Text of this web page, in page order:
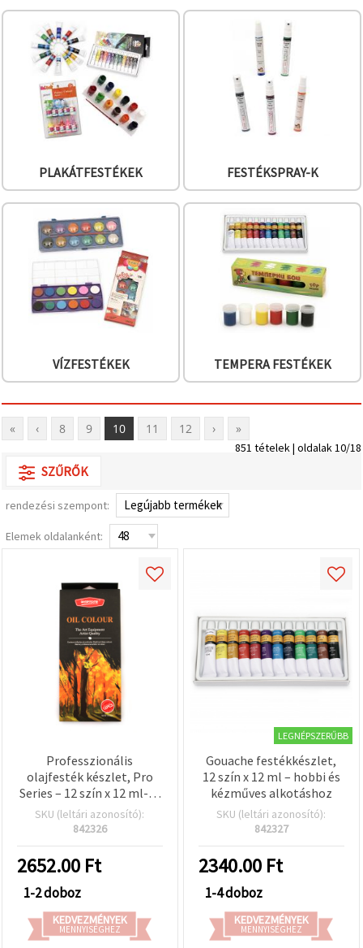
PLAKÁTFESTÉKEK FESTÉKSPRAY-K
VÍZFESTÉKEK TEMPERA FESTÉKEK
« ‹ 8 9 10 11 12 › »
851 tételek | oldalak 10/18
SZŰRŐK
rendezési szempont:
Elemek oldalanként:
Professzionális
olajfesték készlet, Pro
Series – 12 szín x 12 ml-es
tubusok (12 db) –
művészminőségű, nem
mérgező, élénk és mély
pigmentek vászonra, fára
és papírra – ideális
művészeknek, diákoknak
SKU (leltári azonosító):
842326
2652.00 Ft
1-2 doboz
KEDVEZMÉNYEK
MENNYISÉGHEZ
LEGNÉPSZERŰBB
Gouache festékkészlet,
12 szín x 12 ml – hobbi és
kézműves alkotáshoz
SKU (leltári azonosító):
842327
2340.00 Ft
1-4 doboz
KEDVEZMÉNYEK
MENNYISÉGHEZ